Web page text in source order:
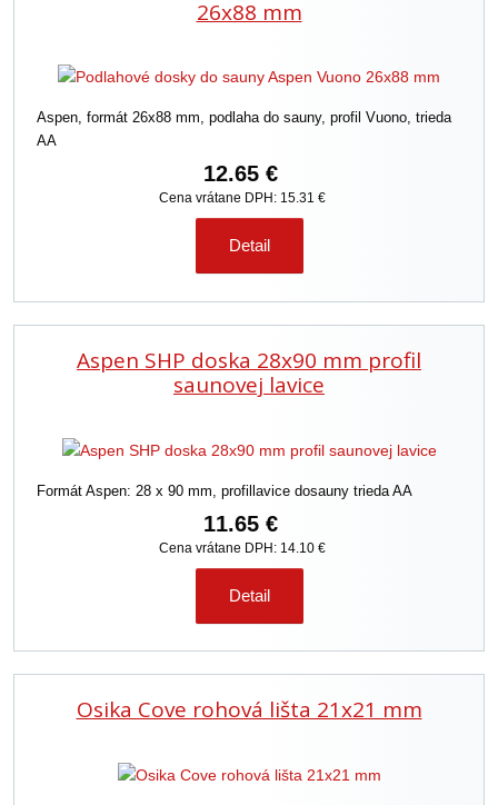
26x88 mm
Aspen, formát 26x88 mm, podlaha do sauny, profil Vuono, trieda
AA
12.65 €
Cena vrátane DPH: 15.31 €
Detail
Aspen SHP doska 28x90 mm profil
saunovej lavice
Formát Aspen: 28 x 90 mm, profillavice dosauny trieda AA
11.65 €
Cena vrátane DPH: 14.10 €
Detail
Osika Cove rohová lišta 21x21 mm